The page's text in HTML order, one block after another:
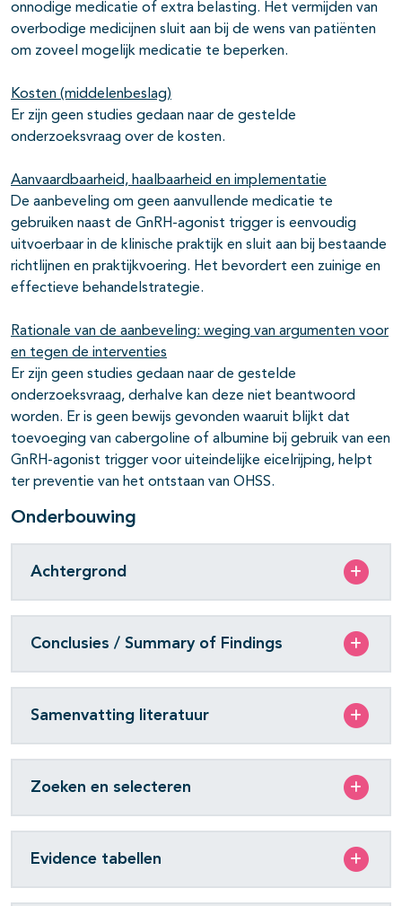
onnodige medicatie of extra belasting. Het vermijden van
overbodige medicijnen sluit aan bij de wens van patiënten
om zoveel mogelijk medicatie te beperken.
Kosten (middelenbeslag)
Er zijn geen studies gedaan naar de gestelde
onderzoeksvraag over de kosten.
Aanvaardbaarheid, haalbaarheid en implementatie
De aanbeveling om geen aanvullende medicatie te
gebruiken naast de GnRH-agonist trigger is eenvoudig
uitvoerbaar in de klinische praktijk en sluit aan bij bestaande
richtlijnen en praktijkvoering. Het bevordert een zuinige en
effectieve behandelstrategie.
Rationale van de aanbeveling: weging van argumenten voor
en tegen de interventies
Er zijn geen studies gedaan naar de gestelde
onderzoeksvraag, derhalve kan deze niet beantwoord
worden. Er is geen bewijs gevonden waaruit blijkt dat
toevoeging van cabergoline of albumine bij gebruik van een
GnRH-agonist trigger voor uiteindelijke eicelrijping, helpt
ter preventie van het ontstaan van OHSS.
Onderbouwing
Achtergrond
Conclusies / Summary of Findings
Samenvatting literatuur
Zoeken en selecteren
Evidence tabellen